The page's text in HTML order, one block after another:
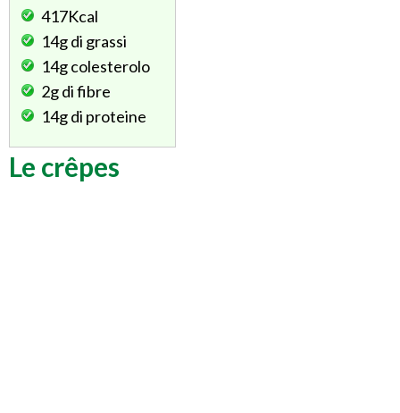
417Kcal
14gdi grassi
14gcolesterolo
2gdi fibre
14gdi proteine
Le crêpes